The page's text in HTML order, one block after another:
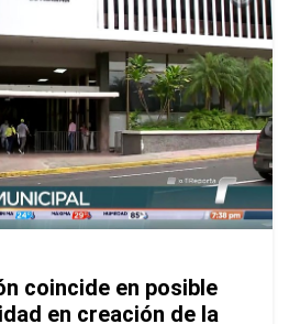
coincide en posible
en creación de la